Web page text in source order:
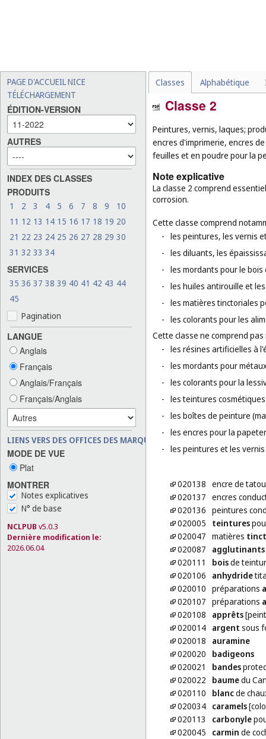
PAGE D'ACCUEIL NICE
TÉLÉCHARGEMENT
ÉDITION-VERSION
AUTRES
INDEX DES CLASSES
PRODUITS
1 2 3 4 5 6 7 8 9
10
11 12 13 14 15 16 17 18 19 20
21 22 23 24 25 26 27 28 29 30
31 32 33 34
SERVICES
35 36 37 38 39 40 41 42 43 44
45
Pagination
LANGUE
Anglais
Français
Anglais/Français
Français/Anglais
LIENS VERS DES OFFICES DES MARQUES
MODE DE VUE
Plat
MONTRER
Notes explicatives
N° de base
NCLPUB v5.0.3
Dernière modification le:
2026.06.04
Classes Alphabétique
Classe 2
Peintures, vernis, laques;
encres d'imprimerie, encres
feuilles et en poudre pour la
Note explicative
La classe 2 comprend
corrosion.
Cette classe comprend
- les peintures, les vernis
- les diluants, les
- les mordants pour le bois
- les huiles antirouille et
- les matières tinctoriales
- les colorants pour les
Cette classe ne comprend
- les résines artificielles à
- les mordants pour
- les colorants pour la
- les teintures
- les boîtes de peinture
- les encres pour la
- les peintures et les
020138 encre de
020137 encres
020136 peintures
020005
teintures
020047 matières
020087
agglutinants
020111
boisde
020106
anhydride
020010 préparations
020107 préparations
020108
apprêts
020014 argent sous
020018
auramine
020020
badigeons
020021
bandes
020022
baumedu
020110
blancde
020034 caramels
020113
carbonyle
020045
carmin de